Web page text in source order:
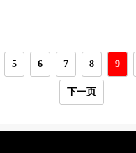
5 6 7 8 9
下一页